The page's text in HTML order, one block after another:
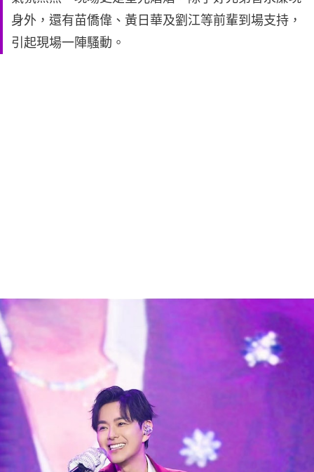
身外，還有苗僑偉、黃日華及劉江等前輩到場支持，
引起現場一陣騷動。